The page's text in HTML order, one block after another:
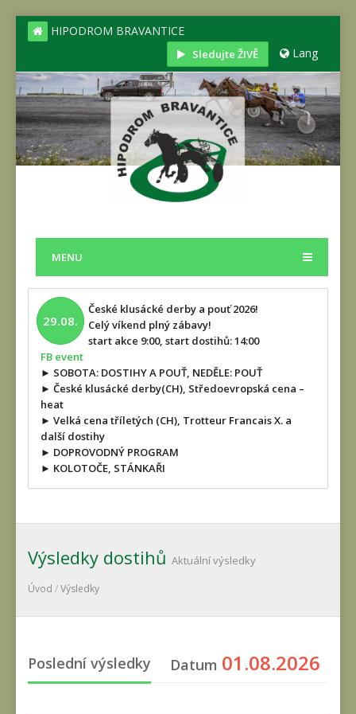
HIPODROM BRAVANTICE
Sledujte ŽIVĚ Lang
MENU
29.08.
České klusácké derby a pouť 2026!
Celý víkend plný zábavy!
start akce 9:00, start dostihů: 14:00
FB event
► SOBOTA: DOSTIHY A POUŤ, NEDĚLE: POUŤ
► České klusácké derby(CH), Středoevropská cena –
heat
► Velká cena tříletých (CH), Trotteur Francais X. a
další dostihy
► DOPROVODNÝ PROGRAM
► KOLOTOČE, STÁNKAŘI
Výsledky dostihů Aktuální výsledky
Úvod /Výsledky
Poslední výsledky Datum 01.08.2026